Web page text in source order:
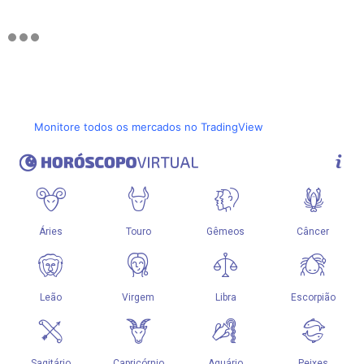
Monitore todos os mercados no TradingView